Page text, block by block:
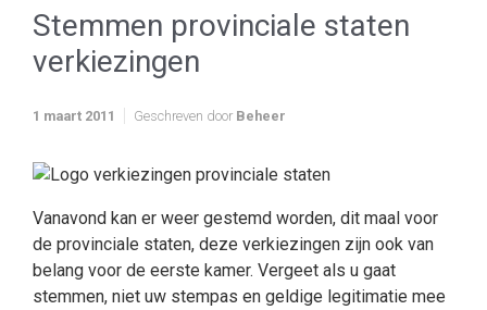
Stemmen provinciale staten
verkiezingen
1 maart 2011 Geschreven door Beheer
Vanavond kan er weer gestemd worden, dit maal voor
de provinciale staten, deze verkiezingen zijn ook van
belang voor de eerste kamer. Vergeet als u gaat
stemmen, niet uw stempas en geldige legitimatie mee